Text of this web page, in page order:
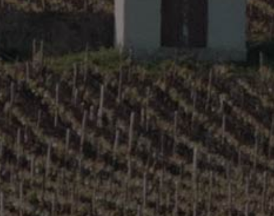
Burgundy – Côte Chalonnaise
© Copyright 2016 Direct Domaines Distribution |Mentions